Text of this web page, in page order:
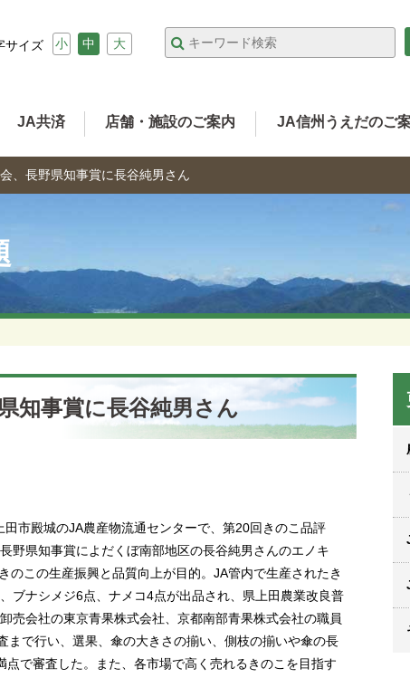
サイズ 小 中 大
JA共済 店舗・施設のご案内 JA信州うえだのご
、長野県知事賞に長谷純男さん
知事賞に長谷純男さん
市殿城のJA農産物流通センターで、第20回きのこ品評
野県知事賞によだくぼ南部地区の長谷純男さんのエノキ
のこの生産振興と品質向上が目的。JA管内で生産されたき
ブナシメジ6点、ナメコ4点が出品され、県上田農業改良普
売会社の東京青果株式会社、京都南部青果株式会社の職員
で行い、選果、傘の大きさの揃い、側枝の揃いや傘の長
で審査した。また、各市場で高く売れるきのこを目指す